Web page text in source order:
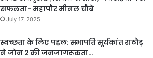
सफलता- महापौर मीनल चौबे
July 17, 2025
स्वच्छता के लिए पहल: सभापति सूर्यकांत राठौड़
ने जोन 2 की जनजागरूकता…